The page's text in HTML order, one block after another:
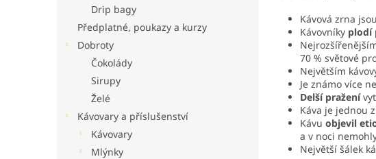
Drip bagy
Předplatné, poukazy a kurzy
Dobroty
Čokolády
Sirupy
Želé
Kávovary a příslušenství
Kávovary
Mlýnky
Kávová zrna
Kávovníky plodí
70 % světové
Největším
Je známo více
Delší pražení
Káva je jednou z
Kávu objevil
a v noci
Největší šálek